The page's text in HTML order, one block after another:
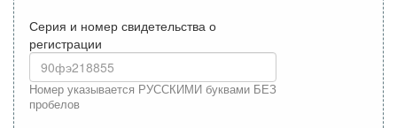
Серия и номер свидетельства о
регистрации
Номер указывается РУССКИМИ буквами БЕЗ
пробелов